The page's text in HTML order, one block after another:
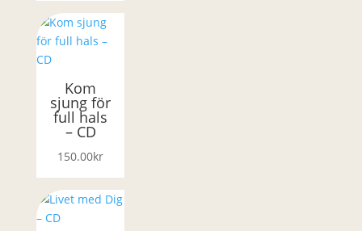
Kom
sjung för
full hals
– CD
150.00kr